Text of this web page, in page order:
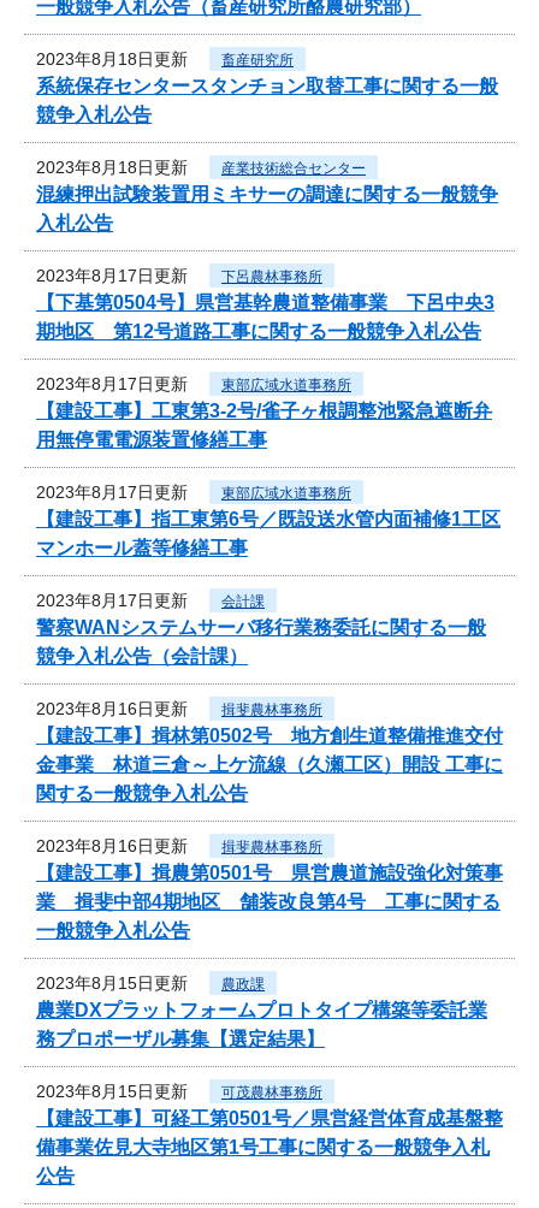
一般競争入札公告（畜産研究所酪農研究部）
2023年8月18日更新 畜産研究所
系統保存センタースタンチョン取替工事に関する一般
競争入札公告
2023年8月18日更新 産業技術総合センター
混練押出試験装置用ミキサーの調達に関する一般競争
入札公告
2023年8月17日更新 下呂農林事務所
【下基第0504号】県営基幹農道整備事業 下呂中央3
期地区 第12号道路工事に関する一般競争入札公告
2023年8月17日更新 東部広域水道事務所
【建設工事】工東第3-2号/雀子ヶ根調整池緊急遮断弁
用無停電電源装置修繕工事
2023年8月17日更新 東部広域水道事務所
【建設工事】指工東第6号／既設送水管内面補修1工区
マンホール蓋等修繕工事
2023年8月17日更新 会計課
警察WANシステムサーバ移行業務委託に関する一般
競争入札公告（会計課）
2023年8月16日更新 揖斐農林事務所
【建設工事】揖林第0502号 地方創生道整備推進交付
金事業 林道三倉～上ケ流線（久瀬工区）開設 工事に
関する一般競争入札公告
2023年8月16日更新 揖斐農林事務所
【建設工事】揖農第0501号 県営農道施設強化対策事
業 揖斐中部4期地区 舗装改良第4号 工事に関する
一般競争入札公告
2023年8月15日更新 農政課
農業DXプラットフォームプロトタイプ構築等委託業
務プロポーザル募集【選定結果】
2023年8月15日更新 可茂農林事務所
【建設工事】可経工第0501号／県営経営体育成基盤整
備事業佐見大寺地区第1号工事に関する一般競争入札
公告